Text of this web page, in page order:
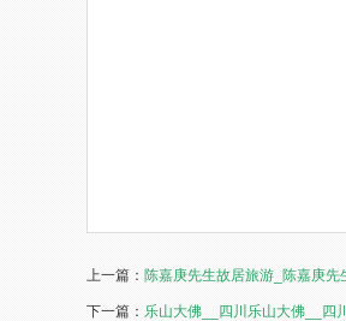
上一篇： 陈嘉庚先生故居旅游_陈嘉庚先
下一篇： 乐山大佛__四川乐山大佛__四